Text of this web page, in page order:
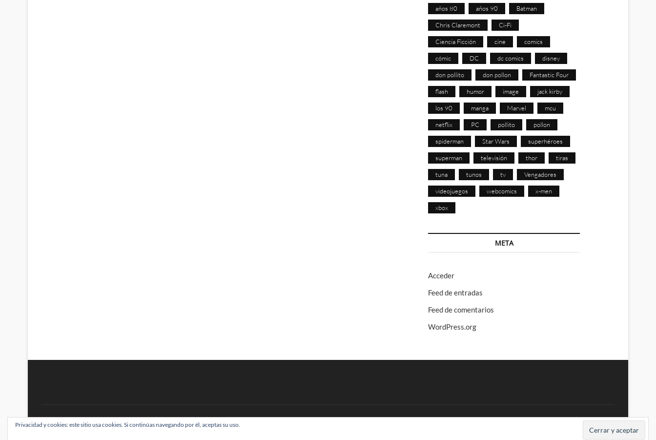
años 80 años 90 Batman
Chris Claremont Ci-Fi
Ciencia Ficción cine comics
cómic DC dc comics disney
don pollito don pollon Fantastic Four
flash humor image jack kirby
los 90 manga Marvel mcu
netflix PC pollito pollon
spiderman Star Wars superhéroes
superman televisión thor tiras
tuna tunos tv Vengadores
videojuegos webcomics x-men
xbox
META
Acceder
Feed de entradas
Feed de comentarios
WordPress.org
BRAINSTOMPING| Diseñado por:Theme Freesia|WordPress| © Todos los derechos reservados
Privacidad y cookies: este sitio usa cookies. Si continúas navegando por él, aceptas su uso.